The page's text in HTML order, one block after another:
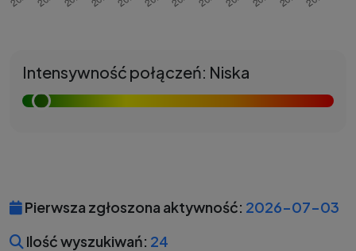
Intensywność połączeń: Niska
Pierwsza zgłoszona aktywność: 2026-07-03
Ilość wyszukiwań: 24